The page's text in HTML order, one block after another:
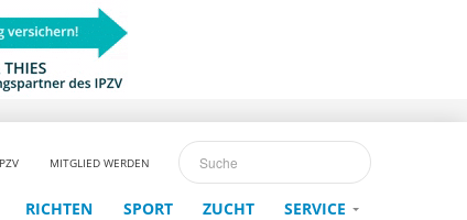
MITGLIED WERDEN
RICHTEN SPORT ZUCHT SERVICE